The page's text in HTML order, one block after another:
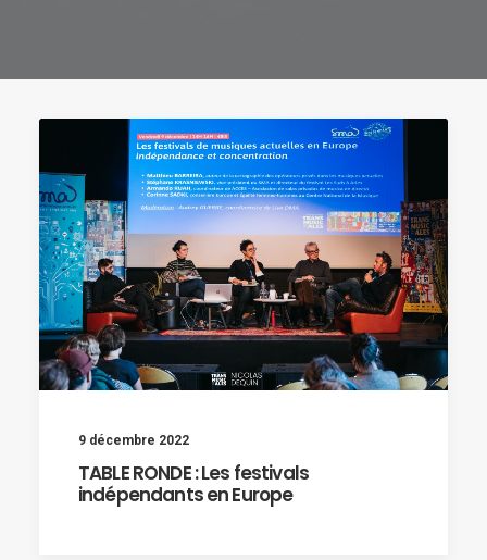
9 décembre 2022
TABLE RONDE : Les festivals
indépendants en Europe